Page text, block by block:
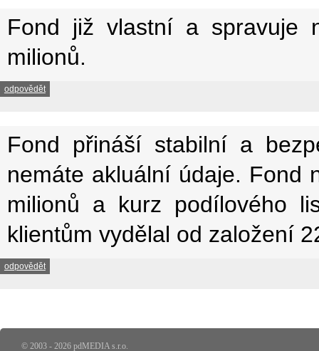
Fond již vlastní a spravuje
milionů.
odpovědět
Fond přináší stabilní a
nemáte akluální údaje. Fond
milionů a kurz podílového
klientům vydělal od založení
odpovědět
© 2003 - 2026 pdMEDIA s.r.o.